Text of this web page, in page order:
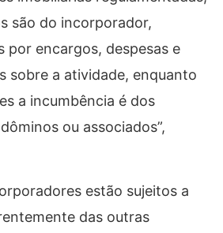
são do incorporador,
por encargos, despesas e
sobre a atividade, enquanto
a incumbência é dos
ou associados”,
estão sujeitos a
das outras